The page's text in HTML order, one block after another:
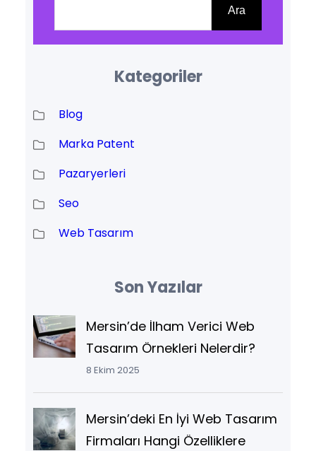
Ara
Kategoriler
Blog
Marka Patent
Pazaryerleri
Seo
Web Tasarım
Son Yazılar
Mersin’de İlham Verici Web
Tasarım Örnekleri Nelerdir?
8 Ekim 2025
Mersin’deki En İyi Web Tasarım
Firmaları Hangi Özelliklere